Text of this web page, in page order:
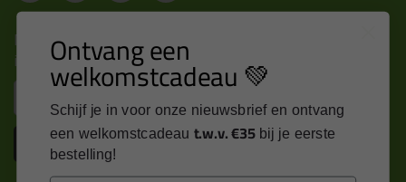
Nieuws, tips en exclusieve deals rechtstreeks in je
inbox
Inschrijven
Ontvang een
welkomstcadeau 💚
Schijf je in voor onze nieuwsbrief en ontvang
een welkomstcadeau t.w.v. €35 bij je eerste
bestelling!